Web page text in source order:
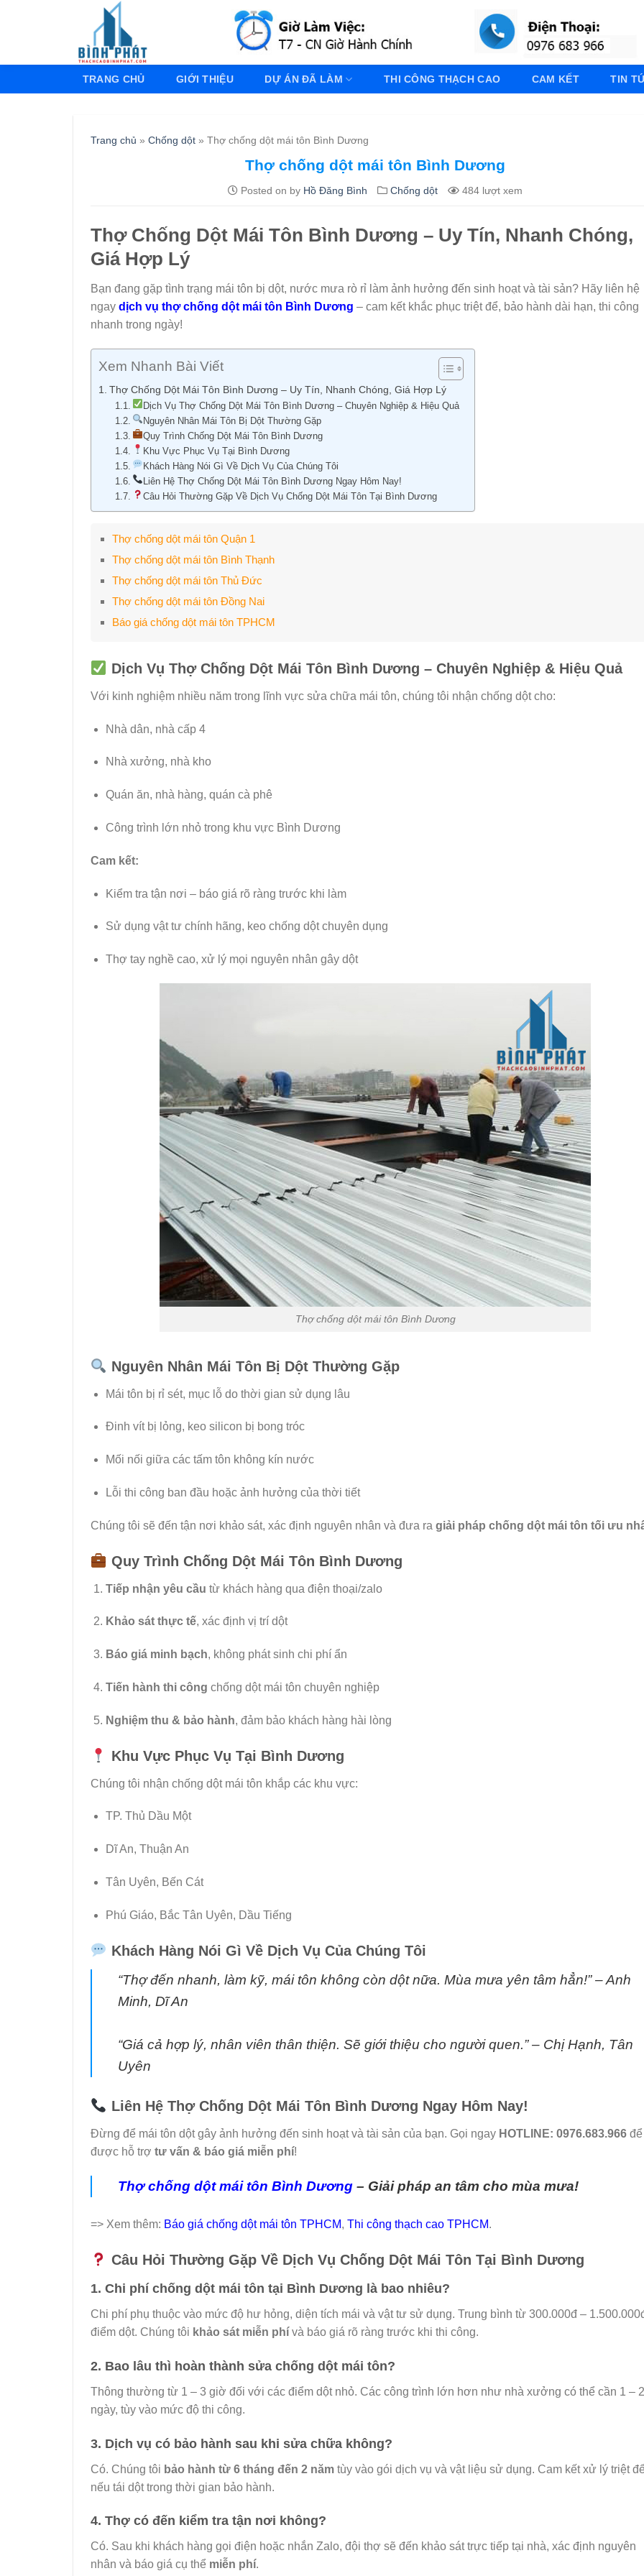
p
TRANG CHỦ GIỚI THIỆU DỰ ÁN ĐÃ LÀM THI CÔNG THẠCH CAO CAM KẾT TIN
Trang chủ » Chống dột » Thợ chống dột mái tôn Bình Dương
Thợ chống dột mái tôn Bình Dương
Posted on by Hồ Đăng Bình Chống dột 484 lượt xem
Thợ Chống Dột Mái Tôn Bình Dương – Uy Tín, Nhanh Chóng,
Giá Hợp Lý
Bạn đang gặp tình trạng mái tôn bị dột, nước mưa rò rỉ làm ảnh hưởng đến sinh hoạt và tài sản? Hãy liên hệ
ngay dịch vụ thợ chống dột mái tôn Bình Dương – cam kết khắc phục triệt để, bảo hành dài hạn, thi công
nhanh trong ngày!
Xem Nhanh Bài Viết
Thợ Chống Dột Mái Tôn Bình Dương – Uy Tín, Nhanh Chóng, Giá Hợp Lý
Dịch Vụ Thợ Chống Dột Mái Tôn Bình Dương – Chuyên Nghiệp & Hiệu Quả
Nguyên Nhân Mái Tôn Bị Dột Thường Gặp
Quy Trình Chống Dột Mái Tôn Bình Dương
Khu Vực Phục Vụ Tại Bình Dương
Khách Hàng Nói Gì Về Dịch Vụ Của Chúng Tôi
Liên Hệ Thợ Chống Dột Mái Tôn Bình Dương Ngay Hôm Nay!
Câu Hỏi Thường Gặp Về Dịch Vụ Chống Dột Mái Tôn Tại Bình Dương
Thợ chống dột mái tôn Quận 1
Thợ chống dột mái tôn Bình Thạnh
Thợ chống dột mái tôn Thủ Đức
Thợ chống dột mái tôn Đồng Nai
Báo giá chống dột mái tôn TPHCM
Dịch Vụ Thợ Chống Dột Mái Tôn Bình Dương – Chuyên Nghiệp & Hiệu Quả
Với kinh nghiệm nhiều năm trong lĩnh vực sửa chữa mái tôn, chúng tôi nhận chống dột cho:
Nhà dân, nhà cấp 4
Nhà xưởng, nhà kho
Quán ăn, nhà hàng, quán cà phê
Công trình lớn nhỏ trong khu vực Bình Dương
Cam kết:
Kiểm tra tận nơi – báo giá rõ ràng trước khi làm
Sử dụng vật tư chính hãng, keo chống dột chuyên dụng
Thợ tay nghề cao, xử lý mọi nguyên nhân gây dột
Thợ chống dột mái tôn Bình Dương
Nguyên Nhân Mái Tôn Bị Dột Thường Gặp
Mái tôn bị rỉ sét, mục lỗ do thời gian sử dụng lâu
Đinh vít bị lỏng, keo silicon bị bong tróc
Mối nối giữa các tấm tôn không kín nước
Lỗi thi công ban đầu hoặc ảnh hưởng của thời tiết
Chúng tôi sẽ đến tận nơi khảo sát, xác định nguyên nhân và đưa ra giải pháp chống dột mái tôn tối ưu
Quy Trình Chống Dột Mái Tôn Bình Dương
Tiếp nhận yêu cầu từ khách hàng qua điện thoại/zalo
Khảo sát thực tế, xác định vị trí dột
Báo giá minh bạch, không phát sinh chi phí ẩn
Tiến hành thi công chống dột mái tôn chuyên nghiệp
Nghiệm thu & bảo hành, đảm bảo khách hàng hài lòng
Khu Vực Phục Vụ Tại Bình Dương
Chúng tôi nhận chống dột mái tôn khắp các khu vực:
TP. Thủ Dầu Một
Dĩ An, Thuận An
Tân Uyên, Bến Cát
Phú Giáo, Bắc Tân Uyên, Dầu Tiếng
Khách Hàng Nói Gì Về Dịch Vụ Của Chúng Tôi
“Thợ đến nhanh, làm kỹ, mái tôn không còn dột nữa. Mùa mưa yên tâm hẳn!” – Anh
Minh, Dĩ An
“Giá cả hợp lý, nhân viên thân thiện. Sẽ giới thiệu cho người quen.” – Chị Hạnh, Tân
Uyên
Liên Hệ Thợ Chống Dột Mái Tôn Bình Dương Ngay Hôm Nay!
Đừng để mái tôn dột gây ảnh hưởng đến sinh hoạt và tài sản của bạn. Gọi ngay HOTLINE: 0976.683.966 để
được hỗ trợ tư vấn & báo giá miễn phí!
Thợ chống dột mái tôn Bình Dương – Giải pháp an tâm cho mùa mưa!
=> Xem thêm: Báo giá chống dột mái tôn TPHCM, Thi công thạch cao TPHCM.
Câu Hỏi Thường Gặp Về Dịch Vụ Chống Dột Mái Tôn Tại Bình Dương
1. Chi phí chống dột mái tôn tại Bình Dương là bao nhiêu?
Chi phí phụ thuộc vào mức độ hư hỏng, diện tích mái và vật tư sử dụng. Trung bình từ 300.000đ –
điểm dột. Chúng tôi khảo sát miễn phí và báo giá rõ ràng trước khi thi công.
2. Bao lâu thì hoàn thành sửa chống dột mái tôn?
Thông thường từ 1 – 3 giờ đối với các điểm dột nhỏ. Các công trình lớn hơn như nhà xưởng có thể cần 1 – 2
ngày, tùy vào mức độ thi công.
3. Dịch vụ có bảo hành sau khi sửa chữa không?
Có. Chúng tôi bảo hành từ 6 tháng đến 2 năm tùy vào gói dịch vụ và vật liệu sử dụng. Cam kết xử lý triệt
nếu tái dột trong thời gian bảo hành.
4. Thợ có đến kiểm tra tận nơi không?
Có. Sau khi khách hàng gọi điện hoặc nhắn Zalo, đội thợ sẽ đến khảo sát trực tiếp tại nhà, xác định nguyên
nhân và báo giá cụ thể miễn phí.